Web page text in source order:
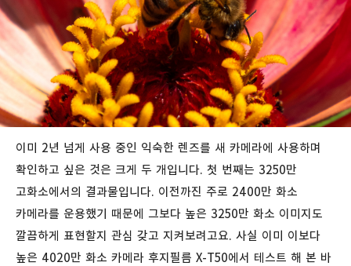
이미 2년 넘게 사용 중인 익숙한 렌즈를 새 카메라에 사용하며
확인하고 싶은 것은 크게 두 개입니다. 첫 번째는 3250만
고화소에서의 결과물입니다. 이전까진 주로 2400만 화소
카메라를 운용했기 때문에 그보다 높은 3250만 화소 이미지도
깔끔하게 표현할지 관심 갖고 지켜보려고요. 사실 이미 이보다
높은 4020만 화소 카메라 후지필름 X-T50에서 테스트 해 본 바